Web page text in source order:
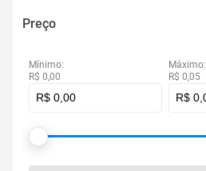
Preço
Mínimo:
R$ 0,00
Máximo:
R$ 0,05